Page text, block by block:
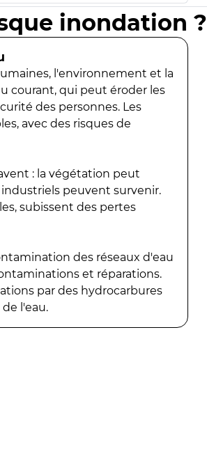
inondation ?
l'environnement et la
courant, qui peut éroder les
des personnes. Les
avec des risques de
: la végétation peut
peuvent survenir.
subissent des pertes
des réseaux d'eau
et réparations.
par des hydrocarbures
l'eau.